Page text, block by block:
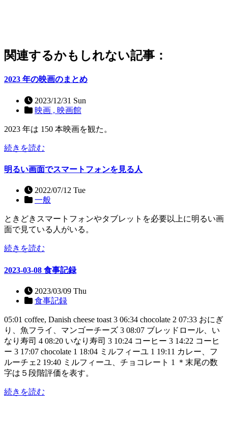
関連するかもしれない記事：
2023 年の映画のまとめ
2023/12/31 Sun
映画 , 映画館
2023 年は 150 本映画を観た。
続きを読む
明るい画面でスマートフォンを見る人
2022/07/12 Tue
一般
ときどきスマートフォンやタブレットを必要以上に明るい画
面で見ている人がいる。
続きを読む
2023-03-08 食事記録
2023/03/09 Thu
食事記録
05:01 coffee, Danish cheese toast 3 06:34 chocolate 2 07:33 おにぎ
り、魚フライ、マンゴーチーズ 3 08:07 ブレッドロール、い
なり寿司 4 08:20 いなり寿司 3 10:24 コーヒー 3 14:22 コーヒ
ー 3 17:07 chocolate 1 18:04 ミルフィーユ 1 19:11 カレー、フ
ルーチェ2 19:40 ミルフィーユ、チョコレート 1 ＊末尾の数
字は５段階評価を表す。
続きを読む